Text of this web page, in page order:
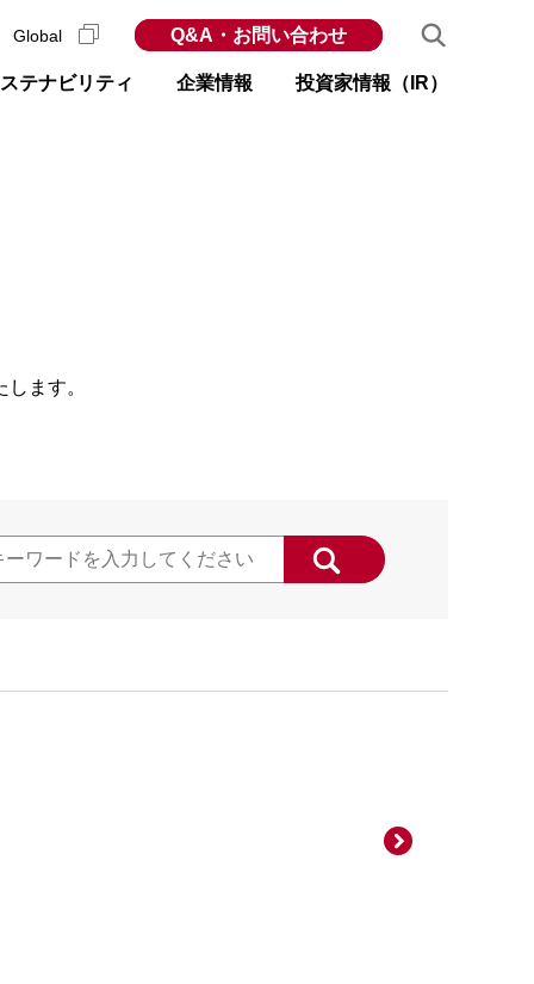
テナビリティ 企業情報 投資家情報（IR）
Global Q&A・お問い合わせ
ます。